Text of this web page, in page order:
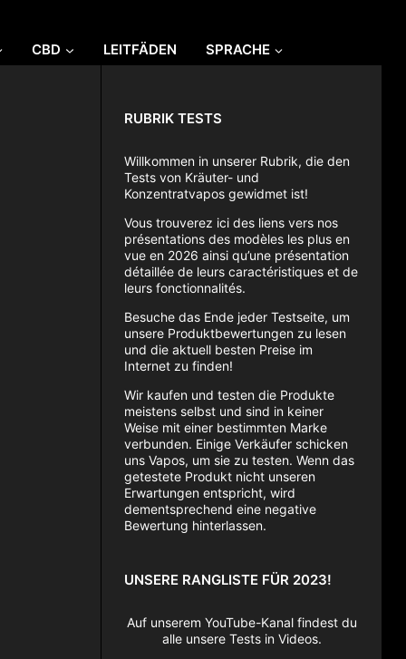
CBD LEITFÄDEN SPRACHE
RUBRIK TESTS
Willkommen in unserer Rubrik, die den
Tests von Kräuter- und
Konzentratvapos gewidmet ist!
Vous trouverez ici des liens vers nos
présentations des modèles les plus en
vue en 2026 ainsi qu’une présentation
détaillée de leurs caractéristiques et de
leurs fonctionnalités.
Besuche das Ende jeder Testseite, um
unsere Produktbewertungen zu lesen
und die aktuell besten Preise im
Internet zu finden!
Wir kaufen und testen die Produkte
meistens selbst und sind in keiner
Weise mit einer bestimmten Marke
verbunden. Einige Verkäufer schicken
uns Vapos, um sie zu testen. Wenn das
getestete Produkt nicht unseren
Erwartungen entspricht, wird
dementsprechend eine negative
Bewertung hinterlassen.
UNSERE RANGLISTE FÜR 2023!
Auf unserem YouTube-Kanal findest du
alle unsere Tests in Videos.